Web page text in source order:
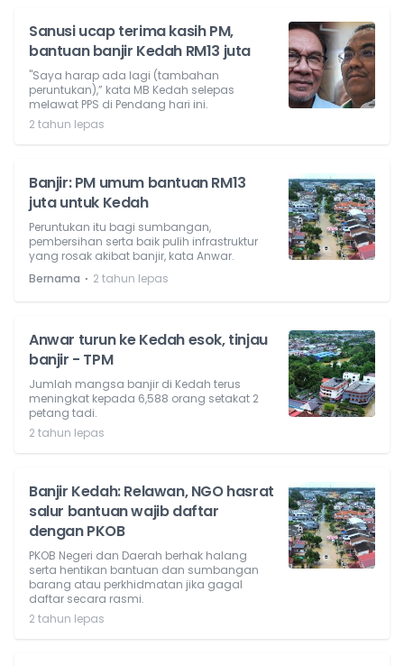
Sanusi ucap terima kasih PM,
bantuan banjir Kedah RM13 juta
"Saya harap ada lagi (tambahan
peruntukan),” kata MB Kedah selepas
melawat PPS di Pendang hari ini.
2 tahun lepas
Banjir: PM umum bantuan RM13
juta untuk Kedah
Peruntukan itu bagi sumbangan,
pembersihan serta baik pulih infrastruktur
yang rosak akibat banjir, kata Anwar.
Bernama ⋅ 2 tahun lepas
Anwar turun ke Kedah esok, tinjau
banjir - TPM
Jumlah mangsa banjir di Kedah terus
meningkat kepada 6,588 orang setakat 2
petang tadi.
2 tahun lepas
Banjir Kedah: Relawan, NGO hasrat
salur bantuan wajib daftar
dengan PKOB
PKOB Negeri dan Daerah berhak halang
serta hentikan bantuan dan sumbangan
barang atau perkhidmatan jika gagal
daftar secara rasmi.
2 tahun lepas